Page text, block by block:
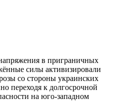
в приграничных
силы активизировали
со стороны украинских
переходя к долгосрочной
на юго-западном